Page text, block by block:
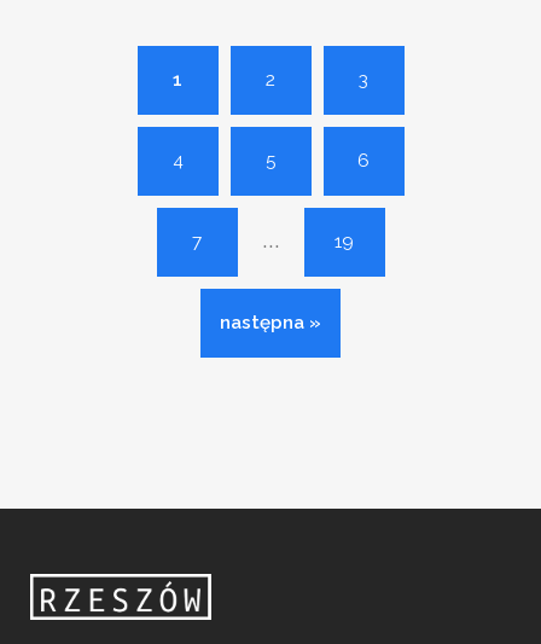
1 2 3
4 5 6
7 ... 19
następna »